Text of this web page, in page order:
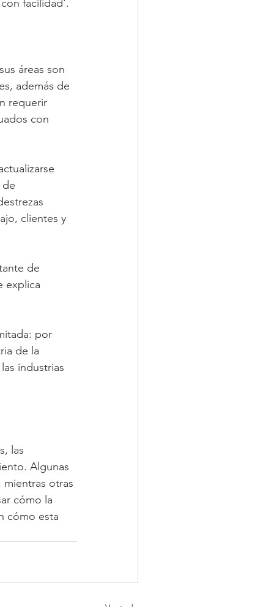
facilidad'.
áreas son
además de
requerir
con
de
clientes y
de
explica
por
de la
industrias
las
Algunas
otras
cómo la
cómo esta